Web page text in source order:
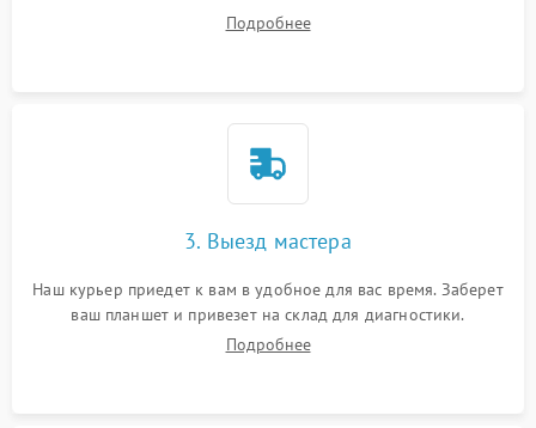
Подробнее
3. Выезд мастера
Наш курьер приедет к вам в удобное для вас время. Заберет
ваш планшет и привезет на склад для диагностики.
Подробнее